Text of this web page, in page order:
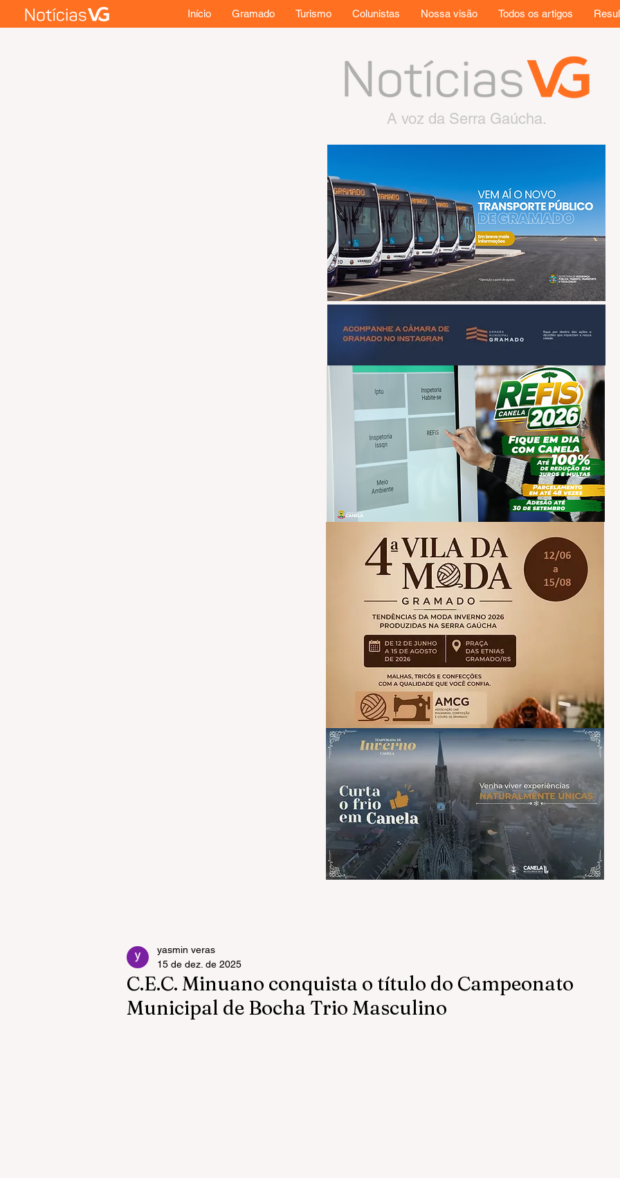
Início Gramado Turismo Colunistas Nossa visão Todos os artigos
A voz da Serra Gaúcha.
C.E.C. Minuano conquista o título do Campeonato
Municipal de Bocha Trio Masculino
yasmin veras
15 de dez. de 2025